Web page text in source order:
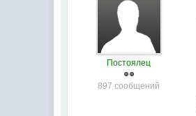
Постоялец
897 сообщений